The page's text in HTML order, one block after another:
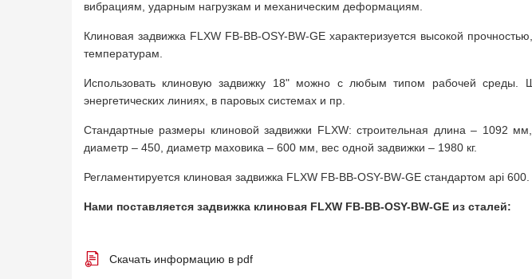
вибрациям, ударным нагрузкам и механическим деформациям.
Клиновая задвижка FLXW FB-BB-OSY-BW-GE характеризуется высокой
температурам.
Использовать клиновую задвижку 18" можно с любым типом рабочей
энергетических линиях, в паровых системах и пр.
Стандартные размеры клиновой задвижки FLXW: строительная длина – 1092
диаметр – 450, диаметр маховика – 600 мм, вес одной задвижки – 1980 кг.
Регламентируется клиновая задвижка FLXW FB-BB-OSY-BW-GE стандартом api 600.
Нами поставляется задвижка клиновая FLXW FB-BB-OSY-BW-GE из сталей:
Скачать информацию в pdf